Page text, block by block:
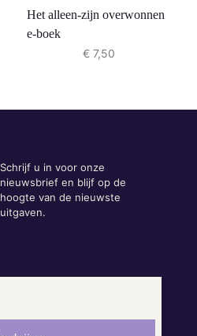
Het alleen-zijn overwonnen
e-boek
€7,50
Schrijf u in voor onze
nieuwsbrief en blijf op de
hoogte van de nieuwste
uitgaven.